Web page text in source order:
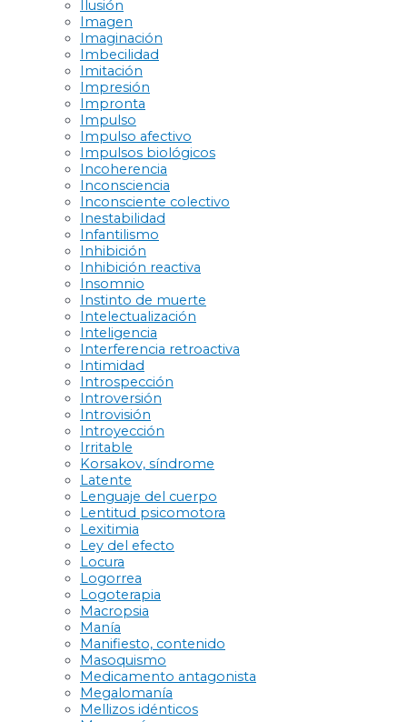
Ilusión
Imagen
Imaginación
Imbecilidad
Imitación
Impresión
Impronta
Impulso
Impulso afectivo
Impulsos biológicos
Incoherencia
Inconsciencia
Inconsciente colectivo
Inestabilidad
Infantilismo
Inhibición
Inhibición reactiva
Insomnio
Instinto de muerte
Intelectualización
Inteligencia
Interferencia retroactiva
Intimidad
Introspección
Introversión
Introvisión
Introyección
Irritable
Korsakov, síndrome
Latente
Lenguaje del cuerpo
Lentitud psicomotora
Lexitimia
Ley del efecto
Locura
Logorrea
Logoterapia
Macropsia
Manía
Manifiesto, contenido
Masoquismo
Medicamento antagonista
Megalomanía
Mellizos idénticos